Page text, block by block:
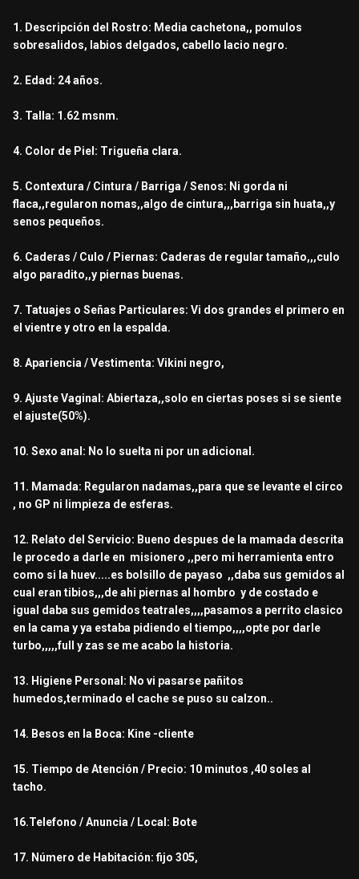
1. Descripción del Rostro: Media cachetona,, pomulos
sobresalidos, labios delgados, cabello lacio negro.
2. Edad: 24 años.
3. Talla: 1.62 msnm.
4. Color de Piel: Trigueña clara.
5. Contextura / Cintura / Barriga / Senos: Ni gorda ni
flaca,,regularon nomas,,algo de cintura,,,barriga sin huata,,y
senos pequeños.
6. Caderas / Culo / Piernas: Caderas de regular tamaño,,,culo
algo paradito,,y piernas buenas.
7. Tatuajes o Señas Particulares: Vi dos grandes el primero en
el vientre y otro en la espalda.
8. Apariencia / Vestimenta: Vikini negro,
9. Ajuste Vaginal: Abiertaza,,solo en ciertas poses si se siente
el ajuste(50%).
10. Sexo anal: No lo suelta ni por un adicional.
11. Mamada: Regularon nadamas,,para que se levante el circo
, no GP ni limpieza de esferas.
12. Relato del Servicio: Bueno despues de la mamada descrita
le procedo a darle en misionero ,,pero mi herramienta entro
como si la huev.....es bolsillo de payaso ,,daba sus gemidos al
cual eran tibios,,,de ahi piernas al hombro y de costado e
igual daba sus gemidos teatrales,,,,pasamos a perrito clasico
en la cama y ya estaba pidiendo el tiempo,,,,opte por darle
turbo,,,,,full y zas se me acabo la historia.
13. Higiene Personal: No vi pasarse pañitos
humedos,terminado el cache se puso su calzon..
14. Besos en la Boca: Kine -cliente
15. Tiempo de Atención / Precio: 10 minutos ,40 soles al
tacho.
16.Telefono / Anuncia / Local: Bote
17. Número de Habitación: fijo 305,